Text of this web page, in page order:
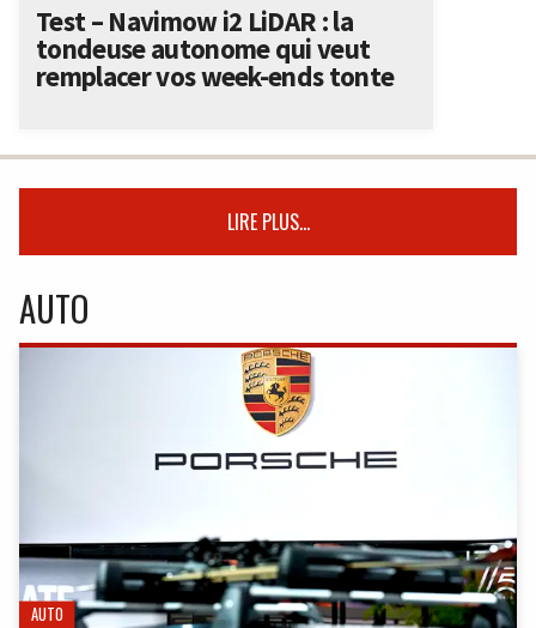
Test – Navimow i2 LiDAR : la
tondeuse autonome qui veut
remplacer vos week-ends tonte
LIRE PLUS...
AUTO
AUTO